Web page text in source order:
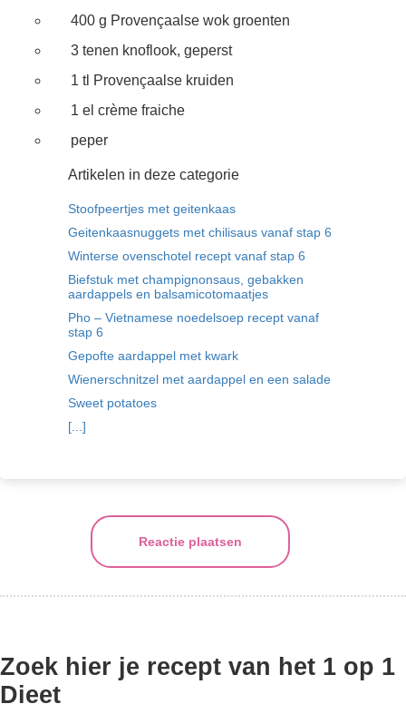
400 g Provençaalse wok groenten
3 tenen knoflook, geperst
1 tl Provençaalse kruiden
1 el crème fraiche
peper
Artikelen in deze categorie
Stoofpeertjes met geitenkaas
Geitenkaasnuggets met chilisaus vanaf stap 6
Winterse ovenschotel recept vanaf stap 6
Biefstuk met champignonsaus, gebakken
aardappels en balsamicotomaatjes
Pho – Vietnamese noedelsoep recept vanaf
stap 6
Gepofte aardappel met kwark
Wienerschnitzel met aardappel en een salade
Sweet potatoes
[...]
Reactie plaatsen
Zoek hier je recept van het 1 op 1
Dieet